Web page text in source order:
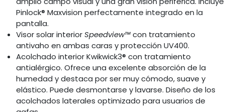
Pinlock® Maxvision perfectamente integrado en la
pantalla.
Visor solar interiorSpeedview™con tratamiento
antivaho en ambas caras y protección UV400.
Acolchado interior Kwikwick3® con tratamiento
antialérgico. Ofrece una excelente absorción de la
humedad y destaca por ser muy cómodo, suave y
elástico. Puede desmontarse y lavarse. Diseño de los
acolchados laterales optimizado para usuarios de